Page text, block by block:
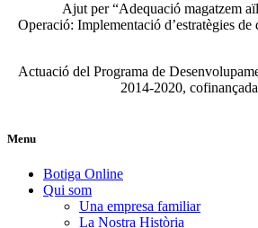
Ajut per “Adequació magatzem
Operació: Implementació d’estratègies
Actuació del Programa de
2014-2020,
Menu
Botiga Online
Qui som
Una empresa familiar
La Nostra Història